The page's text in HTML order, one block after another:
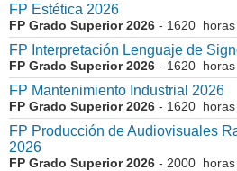
FP Estética 2026
FP Grado Superior 2026 - 1620 horas
FP Interpretación Lenguaje de
FP Grado Superior 2026 - 1620 horas
FP Mantenimiento Industrial 2026
FP Grado Superior 2026 - 1620 horas
FP Producción de Audiovisuales
2026
FP Grado Superior 2026 - 2000 horas